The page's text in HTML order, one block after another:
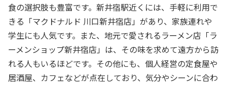
食の選択肢も豊富です。新井宿駅近くには、手軽に利用で
きる「マクドナルド 川口新井宿店」があり、家族連れや
学生にも人気です。また、地元で愛されるラーメン店「ラ
ーメンショップ新井宿店」は、その味を求めて遠方から訪
れる人もいるほどです。その他にも、個人経営の定食屋や
居酒屋、カフェなどが点在しており、気分やシーンに合わ